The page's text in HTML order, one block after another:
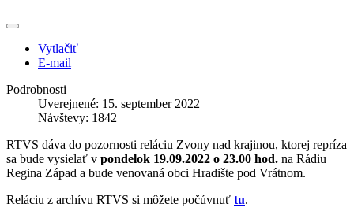
Vytlačiť
E-mail
Podrobnosti
Uverejnené: 15. september 2022
Návštevy: 1842
RTVS dáva do pozornosti reláciu Zvony nad krajinou, ktorej repríza
sa bude vysielať v pondelok 19.09.2022 o 23.00 hod. na Rádiu
Regina Západ a bude venovaná obci Hradište pod Vrátnom.
Reláciu z archívu RTVS si môžete počúvnuť tu.